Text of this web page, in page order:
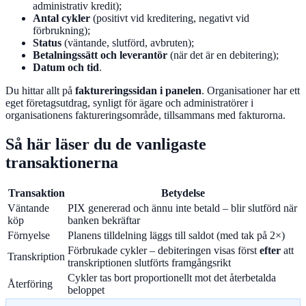
administrativ kredit);
Antal cykler (positivt vid kreditering, negativt vid
förbrukning);
Status (väntande, slutförd, avbruten);
Betalningssätt och leverantör (när det är en debitering);
Datum och tid.
Du hittar allt på faktureringssidan i panelen. Organisationer har ett
eget företagsutdrag, synligt för ägare och administratörer i
organisationens faktureringsområde, tillsammans med fakturorna.
Så här läser du de vanligaste
transaktionerna
Transaktion
Betydelse
Väntande
köp
PIX genererad och ännu inte betald – blir slutförd när
banken bekräftar
Förnyelse
Planens tilldelning läggs till saldot (med tak på 2×)
Transkription
Förbrukade cykler – debiteringen visas förstefter att
transkriptionen slutförts framgångsrikt
Återföring
Cykler tas bort proportionellt mot det återbetalda
beloppet